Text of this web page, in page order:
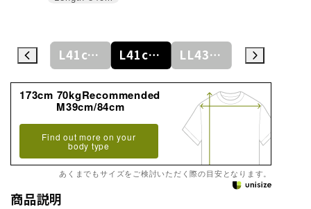
L41cm/84cm L41cm/86cm L41cm/88cm LL43cm/82cm
173cm 70kgRecommended
M39cm/84cm
Find out more on your
body type
あくまでもサイズをご検討いただく際の目安となります。
商品説明